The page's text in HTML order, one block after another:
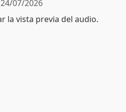
24/07/2026